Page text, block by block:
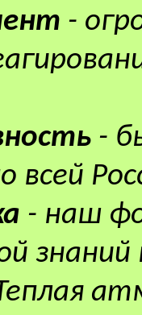
-
-
всей
- наш